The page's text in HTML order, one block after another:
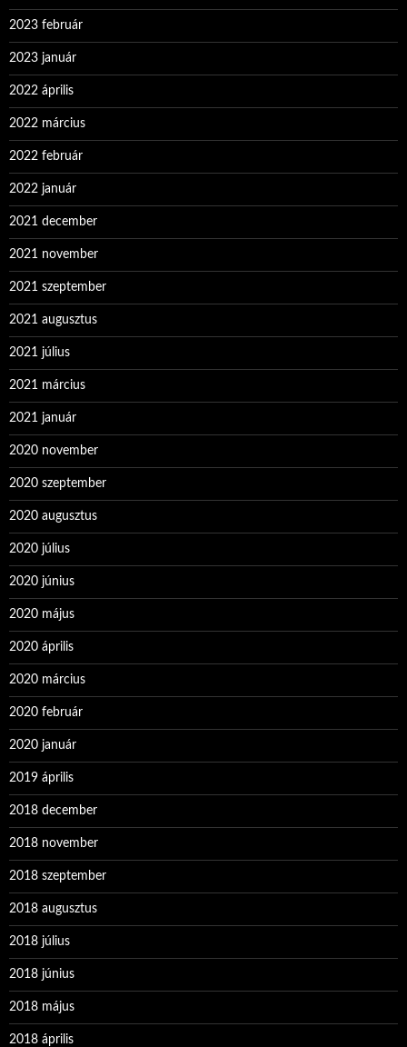
2023 február
2023 január
2022 április
2022 március
2022 február
2022 január
2021 december
2021 november
2021 szeptember
2021 augusztus
2021 július
2021 március
2021 január
2020 november
2020 szeptember
2020 augusztus
2020 július
2020 június
2020 május
2020 április
2020 március
2020 február
2020 január
2019 április
2018 december
2018 november
2018 szeptember
2018 augusztus
2018 július
2018 június
2018 május
2018 április